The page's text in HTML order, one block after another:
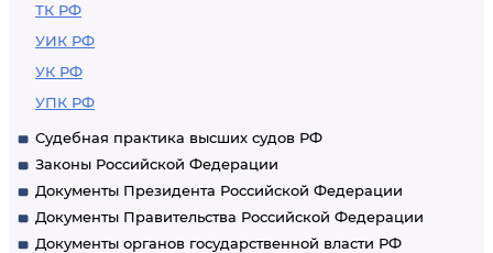
ТК РФ
УИК РФ
УК РФ
УПК РФ
Судебная практика высших судов РФ
Законы Российской Федерации
Документы Президента Российской Федерации
Документы Правительства Российской Федерации
Документы органов государственной власти РФ